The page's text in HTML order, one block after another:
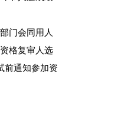
门会同用人
格复审人选
前通知参加资